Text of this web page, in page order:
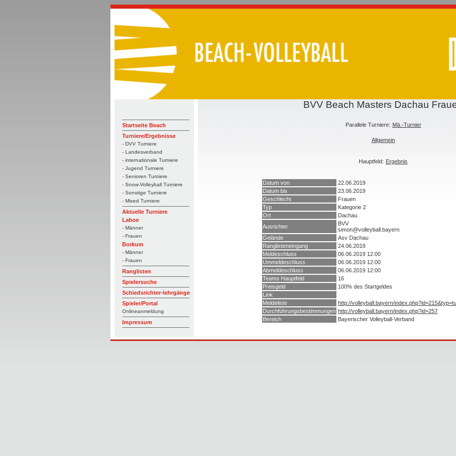
Startseite Beach
Turniere/Ergebnisse
- DVV Turniere
- Landesverband
- internationale Turniere
- Jugend Turniere
- Senioren Turniere
- Snow-Volleyball Turniere
- Sonstige Turniere
- Mixed Turniere
Aktuelle Turniere
Laboe
- Männer
- Frauen
Borkum
- Männer
- Frauen
Ranglisten
Spielersuche
Schiedsrichter-lehrgänge
Spieler/Portal
Onlineanmeldung
Impressum
BVV Beach Masters Dachau
Parallele Turniere: Mä.-Turnier
Allgemein
Hauptfeld: Ergebnis
Datum von
22.06.2019
Datum bis
23.06.2019
Geschlecht
Frauen
Typ
Kategorie 2
Ort
Dachau
Ausrichter
BVV
simon@volleyball.bayern
Gelände
Asv Dachau
Ranglisteneingang
24.06.2019
Meldeschluss
06.06.2019 12:00
Ummeldeschluss
06.06.2019 12:00
Abmeldeschluss
06.06.2019 12:00
Teams Hauptfeld
16
Preisgeld
100% des Startgeldes
Link
Meldeliste
http://volleyball.bayern/
Durchführungsbestimmungen http://volleyball.bayern/index.php?id=257
Bereich
Bayerischer Volleyball-Verband